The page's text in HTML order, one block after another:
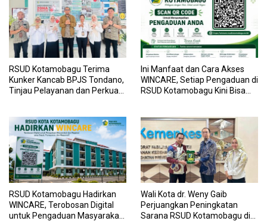
RSUD Kotamobagu Terima
Kunker Kancab BPJS Tondano,
Tinjau Pelayanan dan Perkuat
Ini Manfaat dan Cara Akses
WINCARE, Setiap Pengaduan di
RSUD Kotamobagu Kini Bisa
RSUD Kotamobagu Hadirkan
WINCARE, Terobosan Digital
untuk Pengaduan Masyarakat
Wali Kota dr. Weny Gaib
Perjuangkan Peningkatan
Sarana RSUD Kotamobagu di